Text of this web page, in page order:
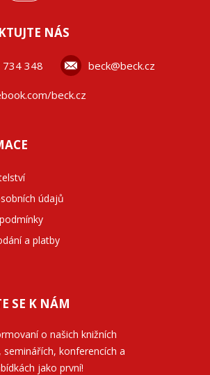
NÁS
734 348 beck@beck.cz
beck.cz
údajů
a platby
SE K NÁM
o našich knižních
seminářích, konferencích a
jako první!